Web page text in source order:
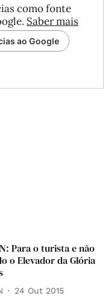
como fonte
Saber mais
ao Google
Para o turista e não
o Elevador da Glória
24 Out 2015